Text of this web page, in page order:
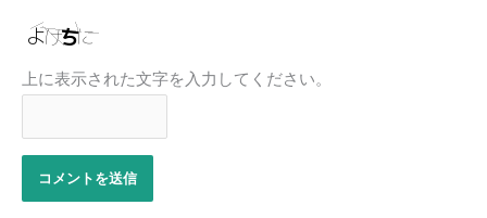
上に表示された文字を入力してください。